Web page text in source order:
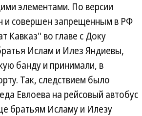
элементами. По версии
и совершен запрещенным в РФ
Кавказ" во главе с Доку
Ислам и Илез Яндиевы,
банду и принимали, в
Так, следствием было
Евлоева на рейсовый автобус
братьям Исламу и Илезу